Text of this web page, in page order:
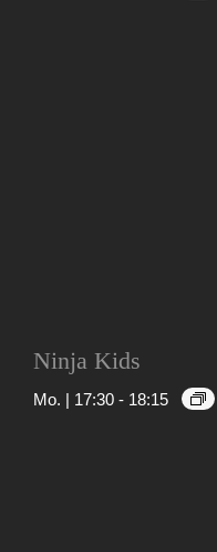
Ninja Kids
Mo. | 17:30 - 18:15